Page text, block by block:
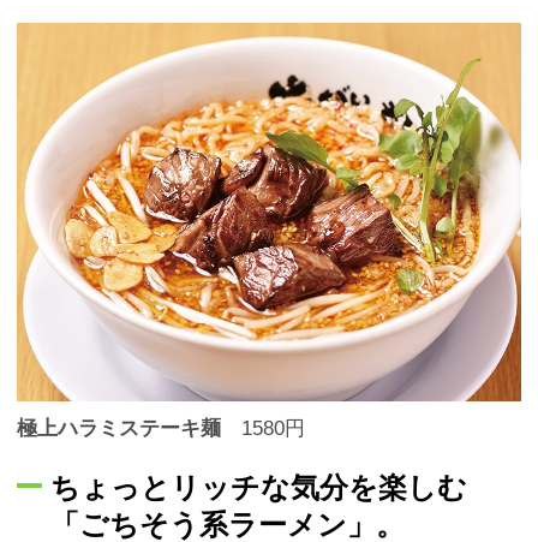
極上ハラミステーキ麺 1580円
ちょっとリッチな気分を楽しむ
「ごちそう系ラーメン」。